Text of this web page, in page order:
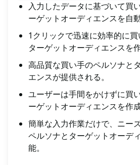
入力したデータに基づいて買
ーゲットオーディエンスを自動
1クリックで迅速に効率的に
ターゲットオーディエンスを作
高品質な買い手のペルソナと
エンスが提供される。
ユーザーは手間をかけずに買
ーゲットオーディエンスを作成
簡単な入力作業だけで、ニー
ペルソナとターゲットオーデ
能。